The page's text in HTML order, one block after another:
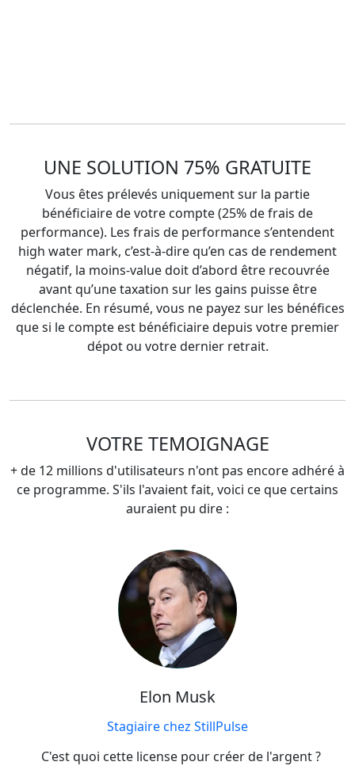
UNE SOLUTION 75% GRATUITE
Vous êtes prélevés uniquement sur la partie
bénéficiaire de votre compte (25% de frais de
performance). Les frais de performance s’entendent
high water mark, c’est-à-dire qu’en cas de rendement
négatif, la moins-value doit d’abord être recouvrée
avant qu’une taxation sur les gains puisse être
déclenchée. En résumé, vous ne payez sur les bénéfices
que si le compte est bénéficiaire depuis votre premier
dépot ou votre dernier retrait.
VOTRE TEMOIGNAGE
+ de 12 millions d'utilisateurs n'ont pas encore adhéré à
ce programme. S'ils l'avaient fait, voici ce que certains
auraient pu dire :
Elon Musk
Stagiaire chez StillPulse
C'est quoi cette license pour créer de l'argent ?